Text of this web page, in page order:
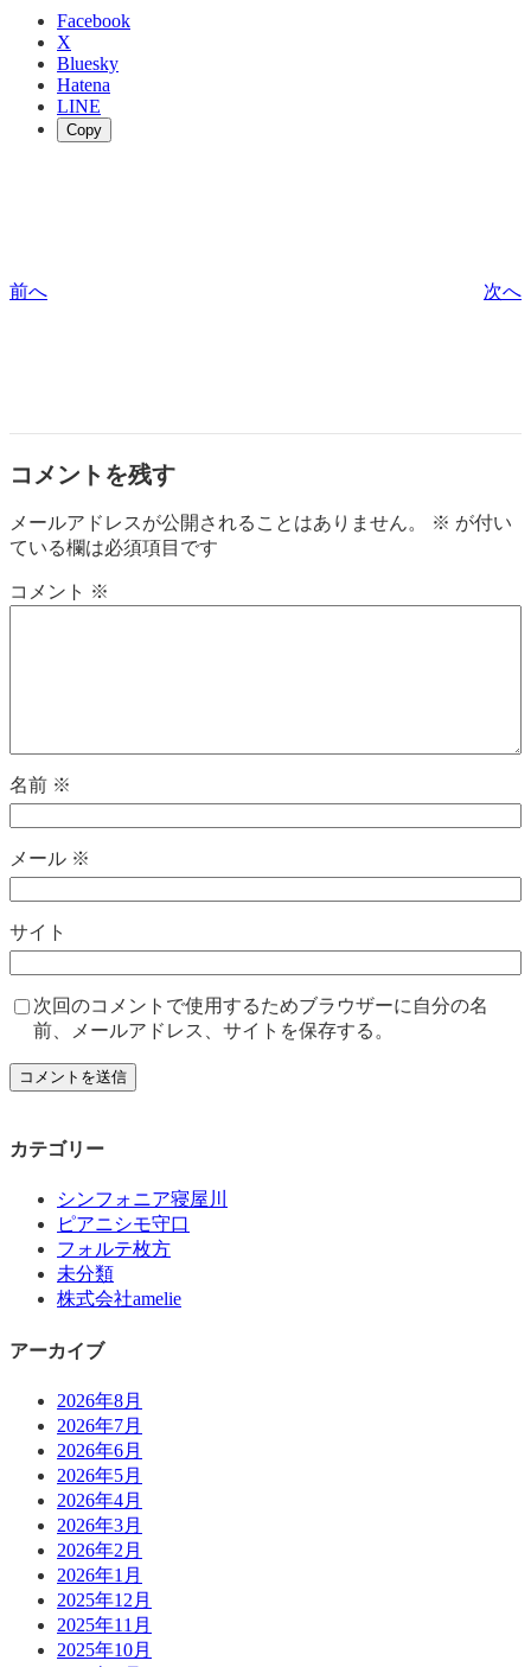
Facebook
X
Bluesky
Hatena
LINE
Copy
前へ 次へ
コメントを残す
メールアドレスが公開されることはありません。 ※ が付い
ている欄は必須項目です
コメント ※
名前 ※
メール ※
サイト
次回のコメントで使用するためブラウザーに自分の名
前、メールアドレス、サイトを保存する。
カテゴリー
シンフォニア寝屋川
ピアニシモ守口
フォルテ枚方
未分類
株式会社amelie
アーカイブ
2026年8月
2026年7月
2026年6月
2026年5月
2026年4月
2026年3月
2026年2月
2026年1月
2025年12月
2025年11月
2025年10月